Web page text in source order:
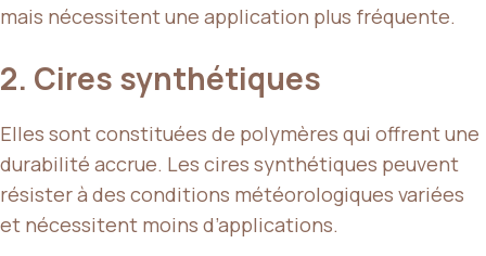
mais nécessitent une application plus fréquente.
2. Cires synthétiques
Elles sont constituées de polymères qui offrent une
durabilité accrue. Les cires synthétiques peuvent
résister à des conditions météorologiques variées
et nécessitent moins d’applications.